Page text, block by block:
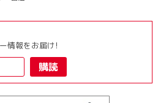
情報をお届け!